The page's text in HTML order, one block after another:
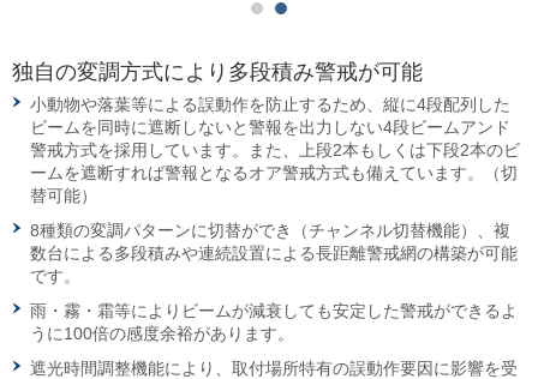
独自の変調方式により多段積み警戒が可能
小動物や落葉等による誤動作を防止するため、縦に4段配列した
ビームを同時に遮断しないと警報を出力しない4段ビームアンド
警戒方式を採用しています。また、上段2本もしくは下段2本のビ
ームを遮断すれば警報となるオア警戒方式も備えています。（切
替可能）
8種類の変調パターンに切替ができ（チャンネル切替機能）、複
数台による多段積みや連続設置による長距離警戒網の構築が可能
です。
雨・霧・霜等によりビームが減衰しても安定した警戒ができるよ
うに100倍の感度余裕があります。
遮光時間調整機能により、取付場所特有の誤動作要因に影響を受